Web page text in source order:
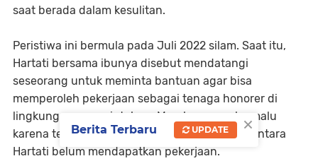
saat berada dalam kesulitan.
Peristiwa ini bermula pada Juli 2022 silam. Saat itu,
Hartati bersama ibunya disebut mendatangi
seseorang untuk meminta bantuan agar bisa
memperoleh pekerjaan sebagai tenaga honorer di
lingkungan pemerintahan. Mereka mengaku malu
karena teman-temannya sudah bekerja, sementara
Hartati belum mendapatkan pekerjaan.
×
Berita Terbaru UPDATE